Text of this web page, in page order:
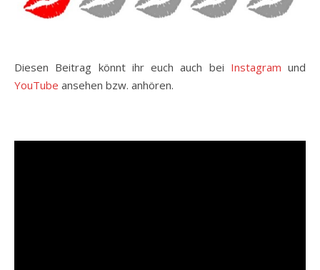
Diesen Beitrag könnt ihr euch auch bei Instagram und
YouTube ansehen bzw. anhören.